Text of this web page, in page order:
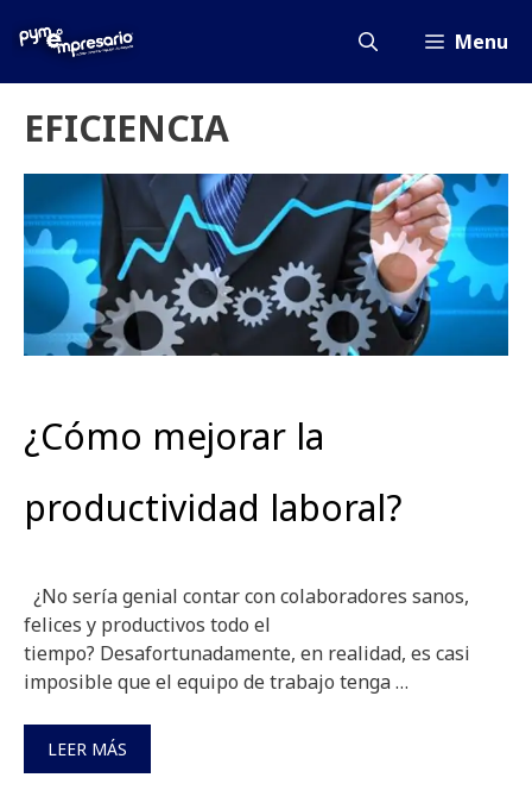
Menu
EFICIENCIA
¿Cómo mejorar la
productividad laboral?
¿No sería genial contar con colaboradores sanos,
felices y productivos todo el
tiempo? Desafortunadamente, en realidad, es casi
imposible que el equipo de trabajo tenga …
LEER MÁS